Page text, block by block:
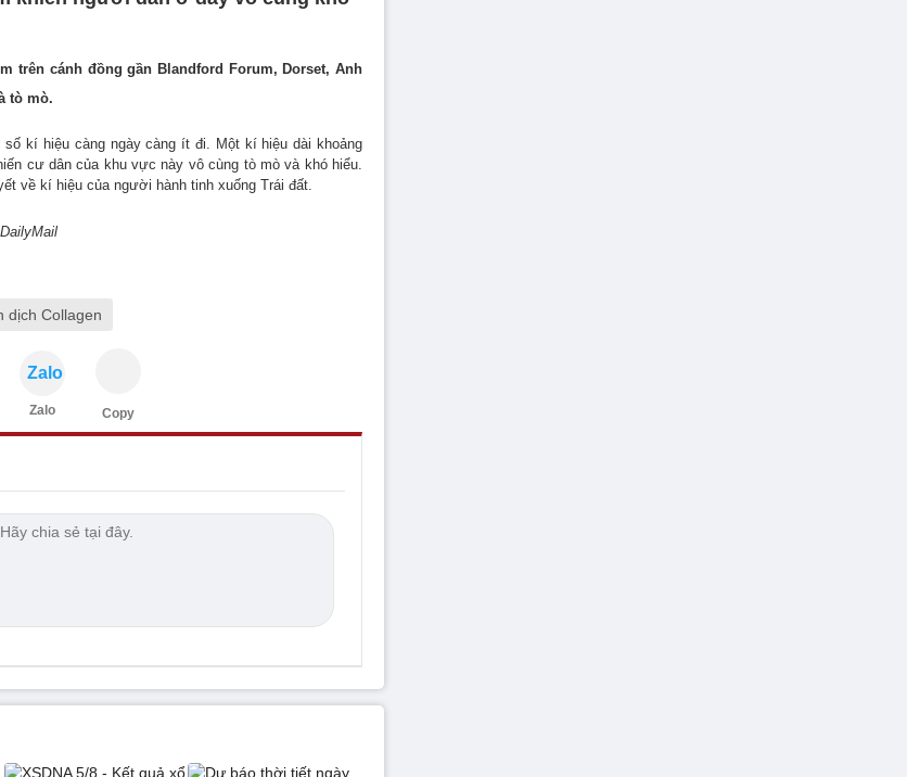
trên cánh đồng gần Blandford Forum, Dorset, Anh
tò mò.
kí hiệu càng ngày càng ít đi. Một kí hiệu dài khoảng
cư dân của khu vực này vô cùng tò mò và khó hiểu.
về kí hiệu của người hành tinh xuống Trái đất.
dịch Collagen
Zalo
Zalo Copy